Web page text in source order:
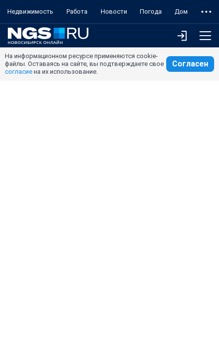
Недвижимость Работа Новости Погода Дом
На информационном ресурсе применяются cookie-
файлы. Оставаясь на сайте, вы подтверждаете свое
согласие на их использование.
Согласен